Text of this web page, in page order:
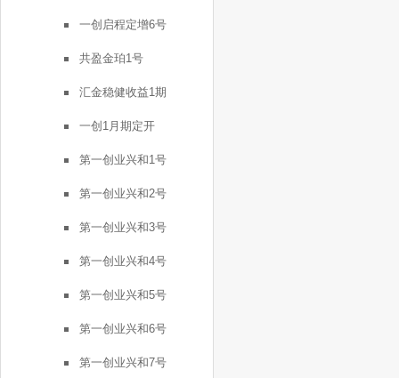
一创启程定增6号
共盈金珀1号
汇金稳健收益1期
一创1月期定开
第一创业兴和1号
第一创业兴和2号
第一创业兴和3号
第一创业兴和4号
第一创业兴和5号
第一创业兴和6号
第一创业兴和7号